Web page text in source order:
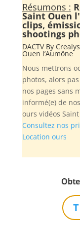
Résumons :
Saint Ouen
clips,
shootings
DACTV By
Ouen l’Aumône
Nous mettrons
photos, alors
nos pages sans
informé(e) de
ours vidéos
Consultez nos
Location ours